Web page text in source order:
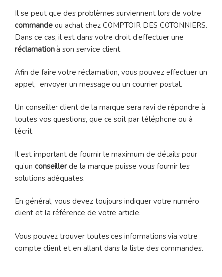
Il se peut que des problèmes surviennent lors de votre
commande ou achat chez COMPTOIR DES COTONNIERS.
Dans ce cas, il est dans votre droit d’effectuer une
réclamation à son service client.
Afin de faire votre réclamation, vous pouvez effectuer un
appel, envoyer un message ou un courrier postal.
Un conseiller client de la marque sera ravi de répondre à
toutes vos questions, que ce soit par téléphone ou à
l’écrit.
Il est important de fournir le maximum de détails pour
qu’un conseillerde la marque puisse vous fournir les
solutions adéquates.
En général, vous devez toujours indiquer votre numéro
client et la référence de votre article.
Vous pouvez trouver toutes ces informations via votre
compte client et en allant dans la liste des commandes.